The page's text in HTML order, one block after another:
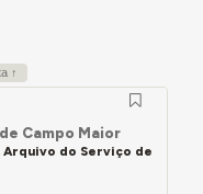
Campo Maior
Arquivo do Serviço de